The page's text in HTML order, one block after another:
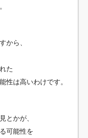
から、
た
性は高いわけです。
とかが、
可能性を